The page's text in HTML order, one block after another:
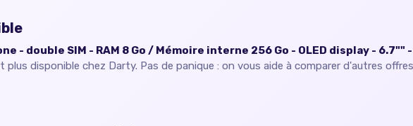
- double SIM - RAM 8 Go / Mémoire interne 256 Go - OLED display - 6.7""
plus disponible chez Darty. Pas de panique : on vous aide à comparer d'autres